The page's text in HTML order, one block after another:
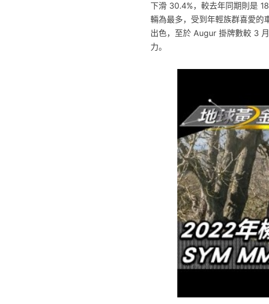
下滑 30.4%，較去年同期則是
輛為最多，受到年輕族群喜愛的
出色，至於 Augur 掛牌數較 3
力。